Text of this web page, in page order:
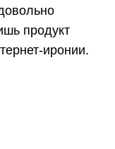
продукт
иронии.